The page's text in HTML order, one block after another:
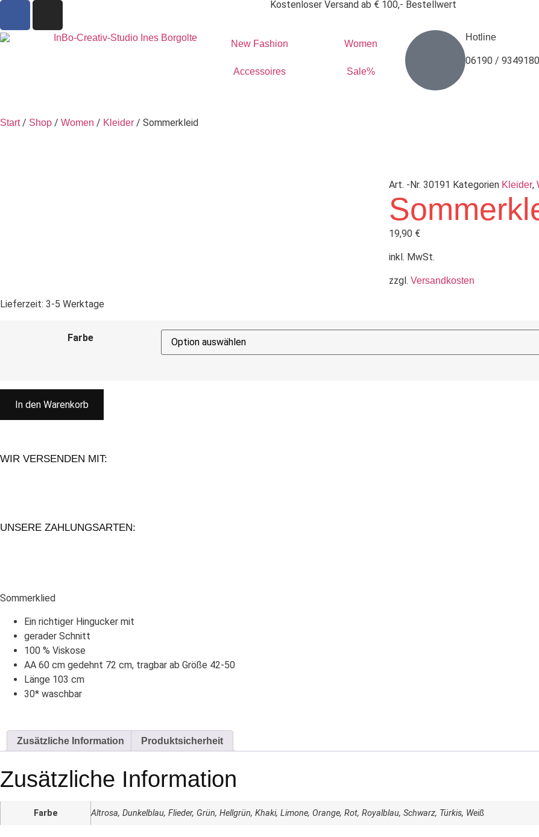
Kostenloser Versand ab € 100,- Bestellwert
New Fashion Women
Accessoires Sale%
Hotline
06190 / 9349180
Start/ Shop / Women / Kleider / Sommerkleid
Art. -Nr.30191 Kategorien Kleider,
19,90 €
inkl. MwSt.
zzgl.Versandkosten
Lieferzeit: 3-5 Werktage
Farbe
In den Warenkorb
WIR VERSENDEN MIT:
UNSERE ZAHLUNGSARTEN:
Sommerklied
Ein richtiger Hingucker mit
gerader Schnitt
100 % Viskose
AA 60 cm gedehnt 72 cm, tragbar ab Größe 42-50
Länge 103 cm
30* waschbar
Zusätzliche Information Produktsicherheit
Zusätzliche Information
Farbe Altrosa, Dunkelblau, Flieder, Grün, Hellgrün, Khaki, Limone, Orange, Rot, Royalblau, Schwarz, Türkis, Weiß